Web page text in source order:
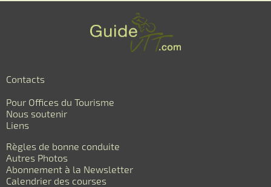
Contacts
Pour Offices du Tourisme
Nous soutenir
Liens
Règles de bonne conduite
Autres Photos
Abonnement à la Newsletter
Calendrier des courses